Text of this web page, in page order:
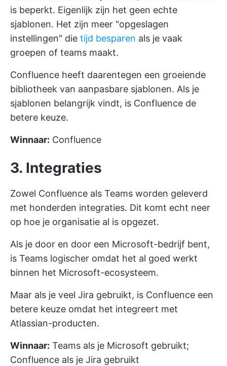
is beperkt. Eigenlijk zijn het geen echte
sjablonen. Het zijn meer "opgeslagen
instellingen" die tijd besparen als je vaak
groepen of teams maakt.
Confluence heeft daarentegen een groeiende
bibliotheek van aanpasbare sjablonen. Als je
sjablonen belangrijk vindt, is Confluence de
betere keuze.
Winnaar: Confluence
3. Integraties
Zowel Confluence als Teams worden geleverd
met honderden integraties. Dit komt echt neer
op hoe je organisatie al is opgezet.
Als je door en door een Microsoft-bedrijf bent,
is Teams logischer omdat het al goed werkt
binnen het Microsoft-ecosysteem.
Maar als je veel Jira gebruikt, is Confluence een
betere keuze omdat het integreert met
Atlassian-producten.
Winnaar: Teams als je Microsoft gebruikt;
Confluence als je Jira gebruikt